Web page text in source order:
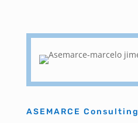
ASEMARCE Consulting